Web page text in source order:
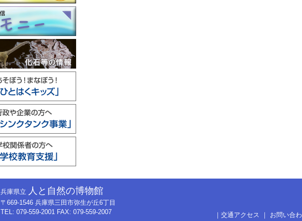
兵庫県立 人と自然の博物館
〒669-1546 兵庫県三田市弥生が丘6丁目
TEL: 079-559-2001 FAX: 079-559-2007
｜ 交通アクセス ｜ お問い合